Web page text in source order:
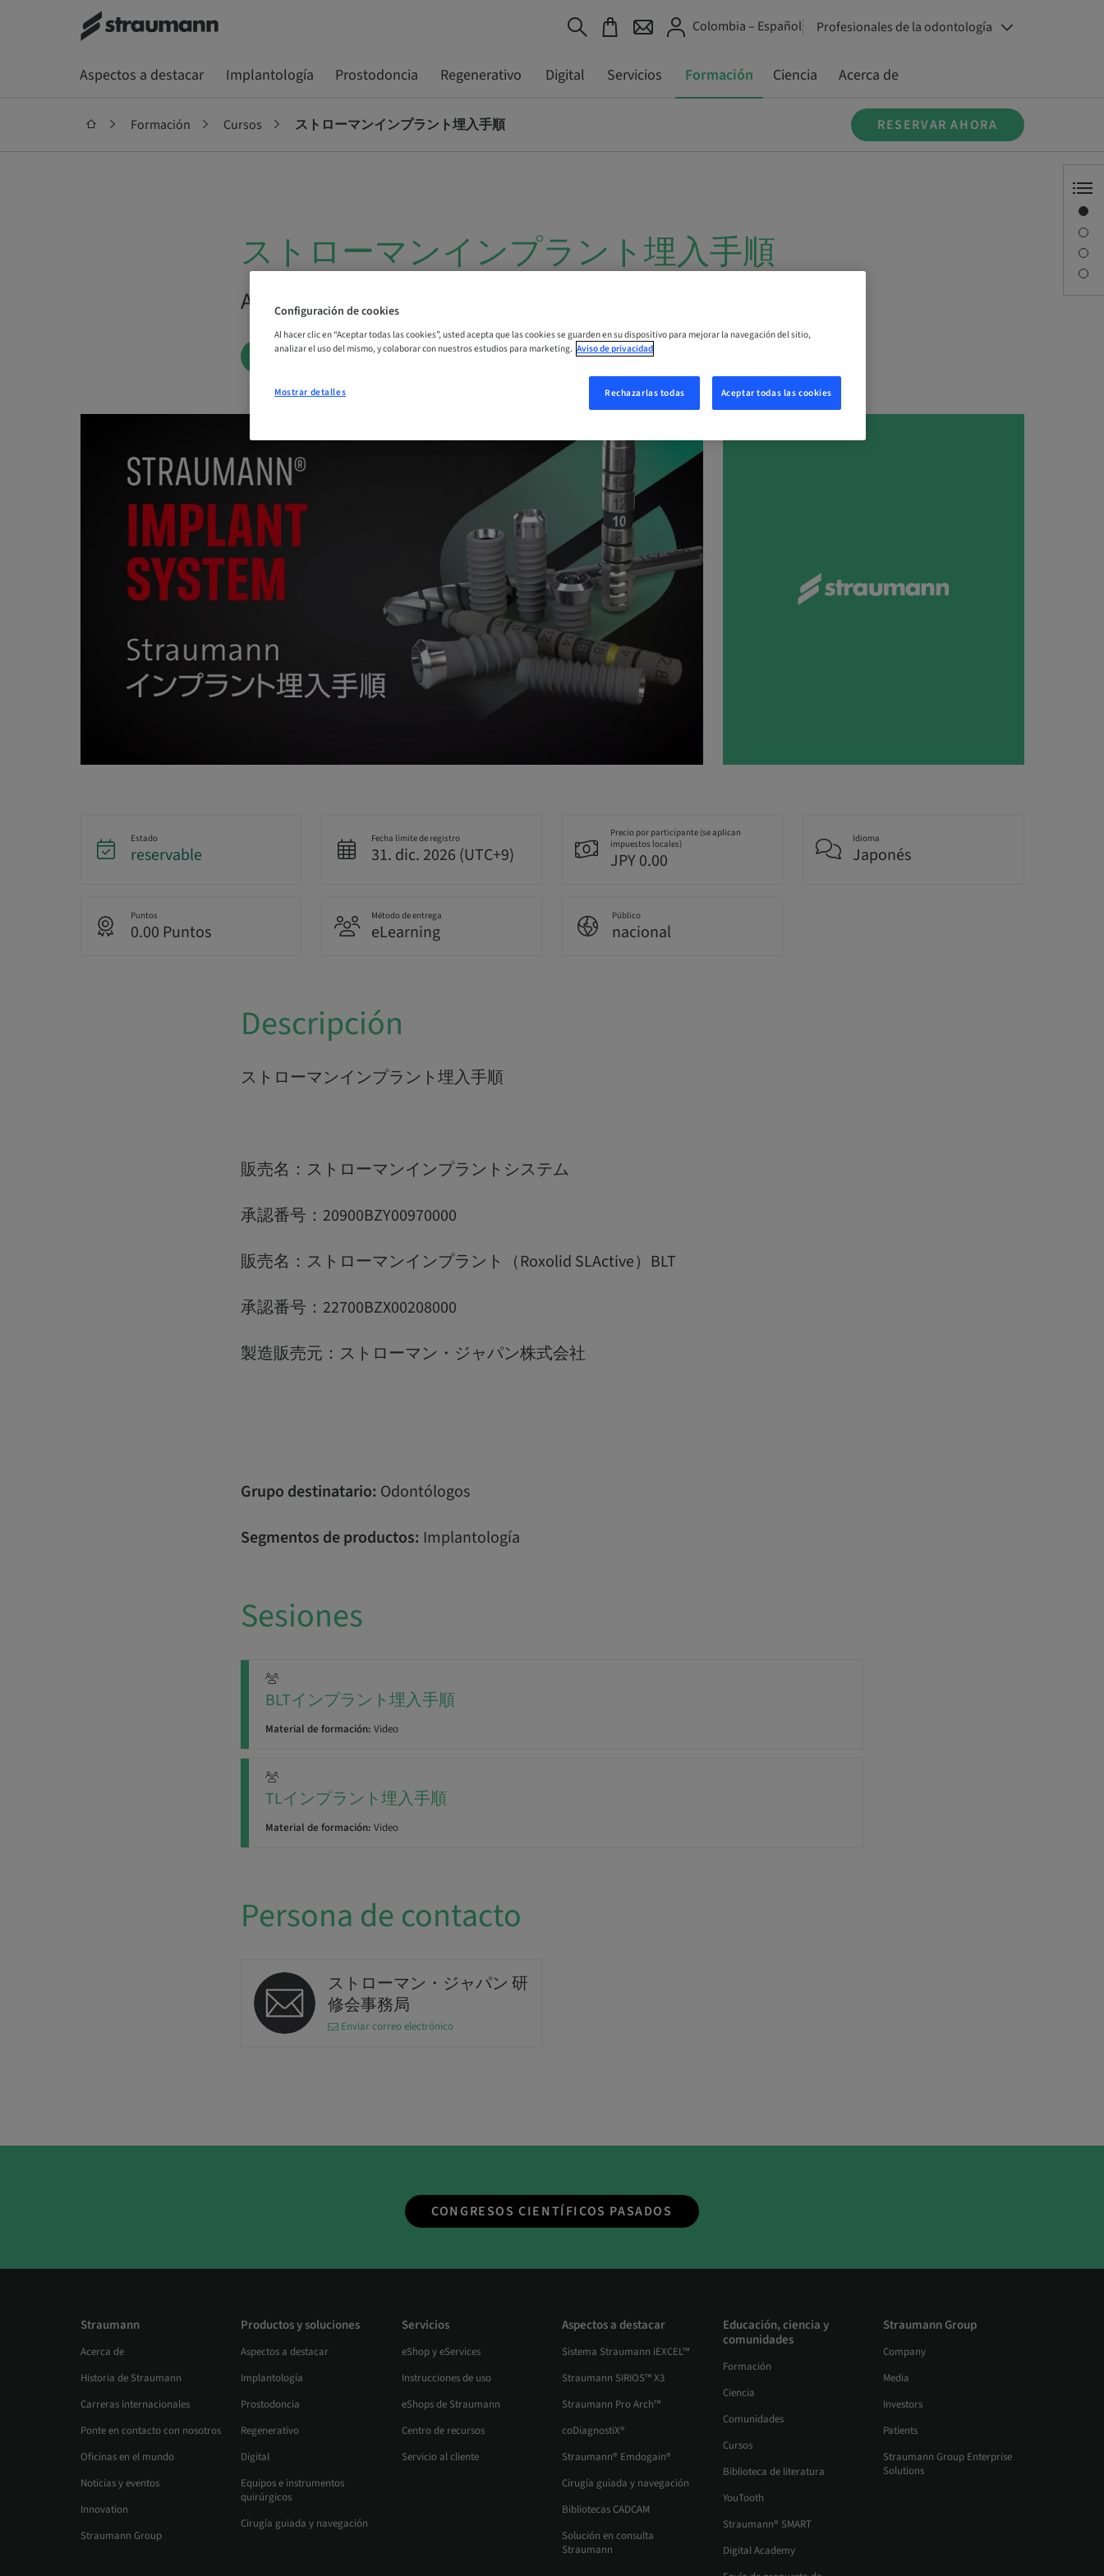
Colombia – Español Profesionales de la odontología
Aspectos a destacar Implantología Prostodoncia Regenerativo Digital Servicios Formación Ciencia Acerca de
Formación Cursos ストローマンインプラント埋入手順 RESERVAR AHORA
ストローマンインプラント埋入手順
A demanda | Online
RESERVAR AHORA
Estado
reservable
Fecha límite de registro
31. dic. 2026 (UTC+9)
Precio por participante (se aplican
impuestos locales)
JPY 0.00
Idioma
Japonés
Puntos
0.00 Puntos
Método de entrega
eLearning
Público
nacional
Descripción
ストローマンインプラント埋入手順
販売名：ストローマンインプラントシステム
承認番号：20900BZY00970000
販売名：ストローマンインプラント（Roxolid SLActive）BLT
承認番号：22700BZX00208000
製造販売元：ストローマン・ジャパン株式会社
Grupo destinatario: Odontólogos
Segmentos de productos: Implantología
Sesiones
BLTインプラント埋入手順
Material de formación: Video
TLインプラント埋入手順
Material de formación: Video
Persona de contacto
ストローマン・ジャパン 研
修会事務局
Enviar correo electrónico
CONGRESOS CIENTÍFICOS PASADOS
Straumann
Acerca de
Historia de Straumann
Carreras internacionales
Ponte en contacto con nosotros
Oficinas en el mundo
Noticias y eventos
Innovation
Straumann Group
Productos y soluciones
Aspectos a destacar
Implantología
Prostodoncia
Regenerativo
Digital
Equipos e instrumentos
quirúrgicos
Cirugía guiada y navegación
Servicios
eShop y eServices
Instrucciones de uso
eShops de Straumann
Centro de recursos
Servicio al cliente
Aspectos a destacar
Sistema Straumann iEXCEL™
Straumann SIRIOS™ X3
Straumann Pro Arch™
coDiagnostiX®
Straumann® Emdogain®
Cirugía guiada y navegación
Bibliotecas CADCAM
Solución en consulta
Straumann
Educación, ciencia y
comunidades
Formación
Ciencia
Comunidades
Cursos
Biblioteca de literatura
YouTooth
Straumann® SMART
Digital Academy
Straumann Group
Company
Media
Investors
Patients
Straumann Group Enterprise
Solutions
Configuración de cookies
Al hacer clic en “Aceptar todas las cookies”, usted acepta que las cookies se guarden en su dispositivo para mejorar la navegación del sitio,
analizar el uso del mismo, y colaborar con nuestros estudios para marketing. Aviso de privacidad
Rechazarlas todas Aceptar todas las cookies
Mostrar detalles